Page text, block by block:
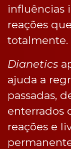
influências
reações
totalmente.
Dianetics
ajuda a
passadas,
enterrados
reações e